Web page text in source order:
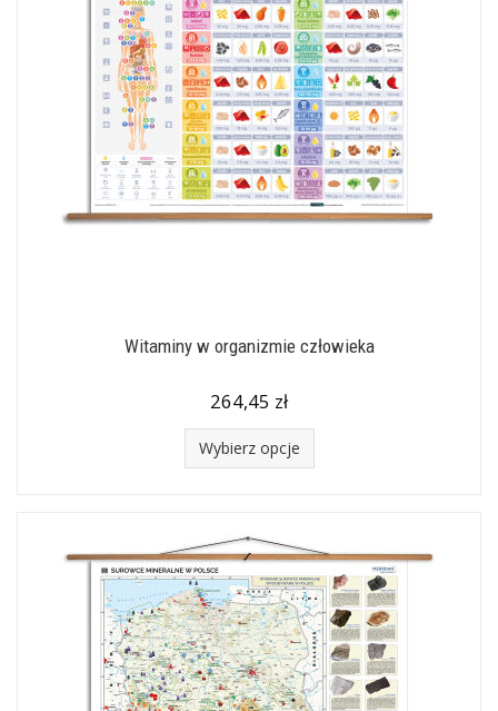
Witaminy w organizmie człowieka
264,45 zł
Wybierz opcje